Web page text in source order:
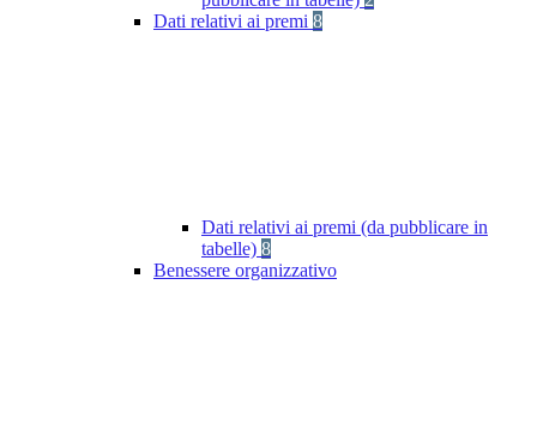
Dati relativi ai premi 8
Dati relativi ai premi (da pubblicare in
tabelle) 8
Benessere organizzativo